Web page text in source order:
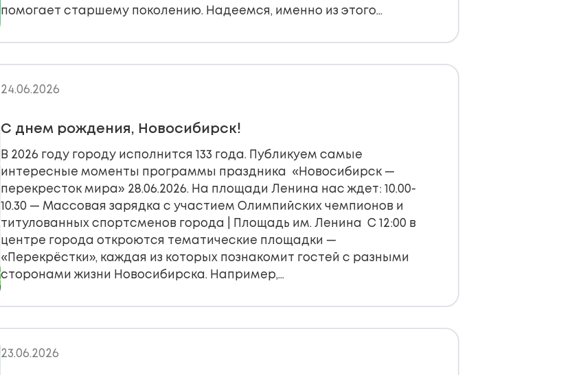
помогает старшему поколению. Надеемся, именно из этого…
24.06.2026
С днем рождения, Новосибирск!
В 2026 году городу исполнится 133 года. Публикуем самые
интересные моменты программы праздника «Новосибирск —
перекресток мира» 28.06.2026. На площади Ленина нас ждет: 10.00-
10.30 — Массовая зарядка с участием Олимпийских чемпионов и
титулованных спортсменов города | Площадь им. Ленина С 12:00 в
центре города откроются тематические площадки —
«Перекрёстки», каждая из которых познакомит гостей с разными
сторонами жизни Новосибирска. Например,…
23.06.2026